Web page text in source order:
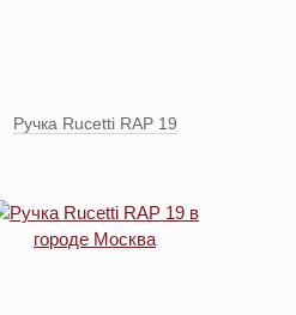
Ручка Rucetti RAP 19